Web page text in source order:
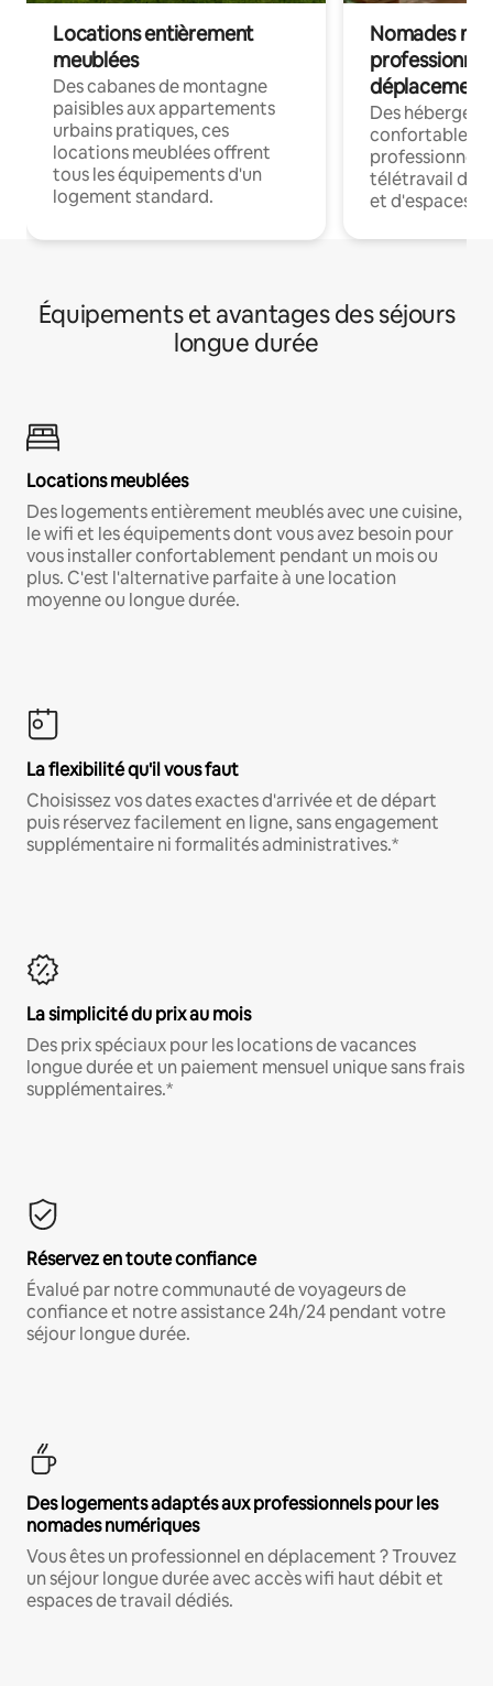
Locations entièrement
meublées
Des cabanes de montagne
paisibles aux appartements
urbains pratiques, ces
locations meublées offrent
tous les équipements d'un
logement standard.
Nomades
déplacement
Des
confortables
professionnels
télétravail
et d'espaces
Équipements et avantages des séjours
longue durée
Locations meublées
Des logements entièrement meublés avec une cuisine,
le wifi et les équipements dont vous avez besoin pour
vous installer confortablement pendant un mois ou
plus. C'est l'alternative parfaite à une location
moyenne ou longue durée.
La flexibilité qu'il vous faut
Choisissez vos dates exactes d'arrivée et de départ
puis réservez facilement en ligne, sans engagement
supplémentaire ni formalités administratives.*
La simplicité du prix au mois
Des prix spéciaux pour les locations de vacances
longue durée et un paiement mensuel unique sans frais
supplémentaires.*
Réservez en toute confiance
Évalué par notre communauté de voyageurs de
confiance et notre assistance 24h/24 pendant votre
séjour longue durée.
Des logements adaptés aux professionnels pour les
nomades numériques
Vous êtes un professionnel en déplacement ? Trouvez
un séjour longue durée avec accès wifi haut débit et
espaces de travail dédiés.